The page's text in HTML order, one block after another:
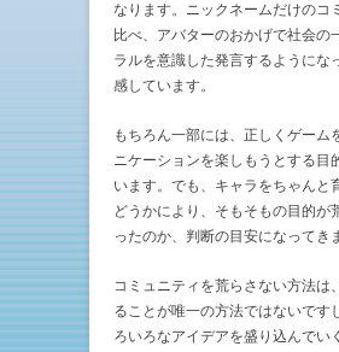
なります。ニックネームだけのコ
比べ、アバターのおかげで社会の
ラルを意識した発言するようにな
感しています。
もちろん一部には、正しくゲーム
ニケーションを楽しもうとする目
います。でも、キャラをちゃんと
どうかにより、そもそもの目的が
ったのか、判断の目安になってき
コミュニティを荒らさない方法は
ることが唯一の方法ではないです
ろいろなアイデアを盛り込んでい